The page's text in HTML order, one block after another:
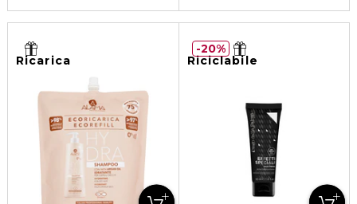
Ricarica Riciclabile
20%